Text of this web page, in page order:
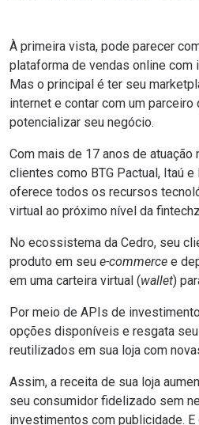
À primeira vista, pode parecer
plataforma de vendas online
Mas o principal é ter seu
internet e contar com um parceiro
potencializar seu negócio.
Com mais de 17 anos de atuação
clientes como BTG Pactual, Itaú e
oferece todos os recursos
virtual ao próximo nível da
No ecossistema da Cedro, seu
produto em seu e-commerce e
em uma carteira virtual (wallet)
Por meio de APIs de
opções disponíveis e resgata
reutilizados em sua loja com
Assim, a receita de sua loja
seu consumidor fidelizado sem
investimentos com publicidade.